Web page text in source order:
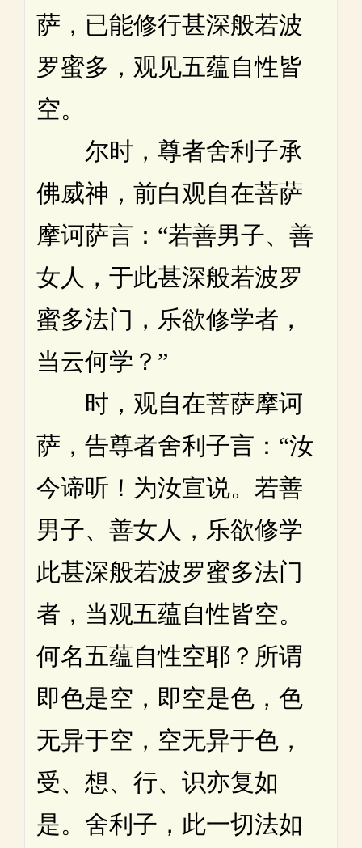
萨，已能修行甚深般若波
罗蜜多，观见五蕴自性皆
空。
尔时，尊者舍利子承
佛威神，前白观自在菩萨
摩诃萨言：“若善男子、善
女人，于此甚深般若波罗
蜜多法门，乐欲修学者，
当云何学？”
时，观自在菩萨摩诃
萨，告尊者舍利子言：“汝
今谛听！为汝宣说。若善
男子、善女人，乐欲修学
此甚深般若波罗蜜多法门
者，当观五蕴自性皆空。
何名五蕴自性空耶？所谓
即色是空，即空是色，色
无异于空，空无异于色，
受、想、行、识亦复如
是。舍利子，此一切法如